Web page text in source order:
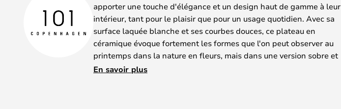
apporter une touche d'élégance et un design haut de gamme à leur
intérieur, tant pour le plaisir que pour un usage quotidien. Avec sa
surface laquée blanche et ses courbes douces, ce plateau en
céramique évoque fortement les formes que l'on peut observer au
printemps dans la nature en fleurs, mais dans une version sobre et
élégante qui élève le Bloom Tray à un niveau d'abstraction
En savoir plus